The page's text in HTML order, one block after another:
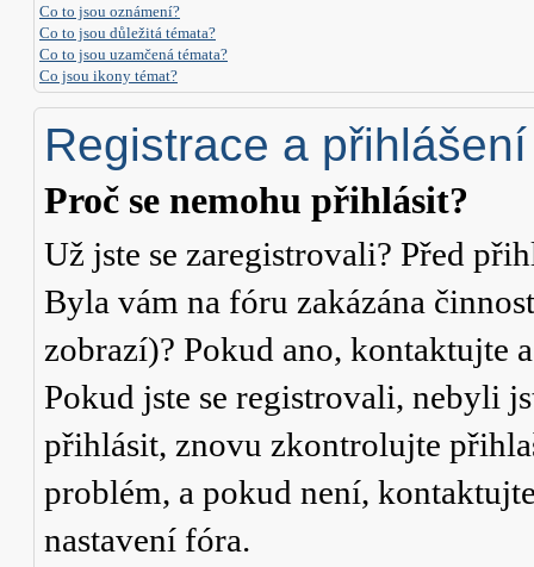
Co to jsou oznámení?
Co to jsou důležitá témata?
Co to jsou uzamčená témata?
Co jsou ikony témat?
Registrace a přihlášení
Proč se nemohu přihlásit?
Už jste se zaregistrovali? Před
Byla vám na fóru zakázána
zobrazí)? Pokud ano, kontaktujte
Pokud jste se registrovali, nebyli
přihlásit, znovu zkontrolujte
problém, a pokud není,
nastavení fóra.